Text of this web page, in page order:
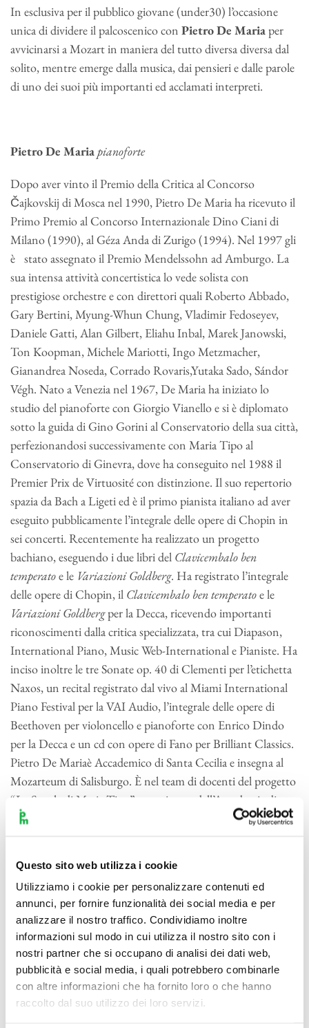
Questo sito web utilizza i cookie
Utilizziamo i cookie per personalizzare contenuti ed
annunci, per fornire funzionalità dei social media e per
analizzare il nostro traffico. Condividiamo inoltre
informazioni sul modo in cui utilizza il nostro sito con i
nostri partner che si occupano di analisi dei dati web,
pubblicità e social media, i quali potrebbero combinarle
con altre informazioni che ha fornito loro o che hanno
raccolto dal suo utilizzo dei loro servizi.
In esclusiva per il pubblico giovane (under30) l’occasione
unica di dividere il palcoscenico con Pietro De Mariaper
avvicinarsi a Mozart in maniera del tutto diversa diversa dal
solito, mentre emerge dalla musica, dai pensieri e dalle parole
di uno dei suoi più importanti ed acclamati interpreti.
Pietro De Mariapianoforte
Dopo aver vinto il Premio della Critica al Concorso
Čajkovskij di Mosca nel 1990, Pietro De Maria ha ricevuto il
Primo Premio al Concorso Internazionale Dino Ciani di
Milano (1990), al Géza Anda di Zurigo (1994). Nel 1997 gli
è stato assegnato il Premio Mendelssohn ad Amburgo. La
sua intensa attività concertistica lo vede solista con
prestigiose orchestre e con direttori quali Roberto Abbado,
Gary Bertini, Myung-Whun Chung, Vladimir Fedoseyev,
Daniele Gatti, Alan Gilbert, Eliahu Inbal, Marek Janowski,
Ton Koopman, Michele Mariotti, Ingo Metzmacher,
Gianandrea Noseda, Corrado Rovaris,Yutaka Sado, Sándor
Végh. Nato a Venezia nel 1967, De Maria ha iniziato lo
studio del pianoforte con Giorgio Vianello e si è diplomato
sotto la guida di Gino Gorini al Conservatorio della sua città,
perfezionandosi successivamente con Maria Tipo al
Conservatorio di Ginevra, dove ha conseguito nel 1988 il
Premier Prix de Virtuosité con distinzione. Il suo repertorio
spazia da Bach a Ligeti ed è il primo pianista italiano ad aver
eseguito pubblicamente l’integrale delle opere di Chopin in
sei concerti. Recentemente ha realizzato un progetto
bachiano, eseguendo i due libri del Clavicembalo ben
temperatoe le Variazioni Goldberg. Ha registrato l’integrale
delle opere di Chopin, il Clavicembalo ben temperatoe le
Variazioni Goldbergper la Decca, ricevendo importanti
riconoscimenti dalla critica specializzata, tra cui Diapason,
International Piano, Music Web-International e Pianiste. Ha
inciso inoltre le tre Sonate op. 40 di Clementi per l’etichetta
Naxos, un recital registrato dal vivo al Miami International
Piano Festival per la VAI Audio, l’integrale delle opere di
Beethoven per violoncello e pianoforte con Enrico Dindo
per la Decca e un cd con opere di Fano per Brilliant Classics.
Pietro De Mariaè Accademico di Santa Cecilia e insegna al
Mozarteum di Salisburgo. È nel team di docenti del progetto
“La Scuola di Maria Tipo” organizzato dall’Accademia di
Musica di Pinerolo.